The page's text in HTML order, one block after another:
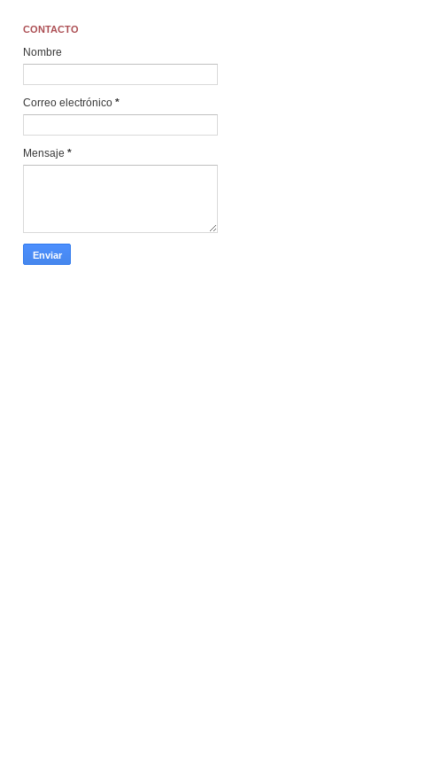
CONTACTO
Nombre
Correo electrónico *
Mensaje *